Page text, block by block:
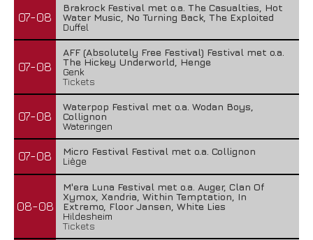
07-08
Brakrock Festival met o.a. The Casualties, Hot
Water Music, No Turning Back, The Exploited
Duffel
07-08
AFF (Absolutely Free Festival) Festival met o.a.
The Hickey Underworld, Henge
Genk
Tickets
07-08
Waterpop Festival met o.a. Wodan Boys,
Collignon
Wateringen
07-08
Micro Festival Festival met o.a. Collignon
Liège
08-08
M'era Luna Festival met o.a. Auger, Clan Of
Xymox, Xandria, Within Temptation, In
Extremo, Floor Jansen, White Lies
Hildesheim
Tickets